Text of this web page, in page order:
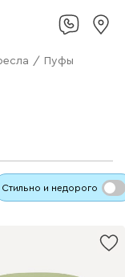
/ Пуфы
Стильно и недорого